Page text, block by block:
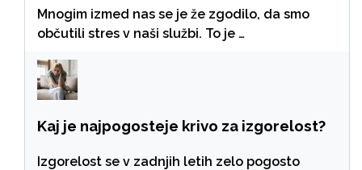
Mnogim izmed nas se je že zgodilo, da smo
občutili stres v naši službi. To je …
Kaj je najpogosteje krivo za izgorelost?
Izgorelost se v zadnjih letih zelo pogosto